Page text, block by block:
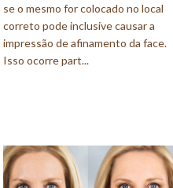
se o mesmo for colocado no local
correto pode inclusive causar a
impressão de afinamento da face.
Isso ocorre part...